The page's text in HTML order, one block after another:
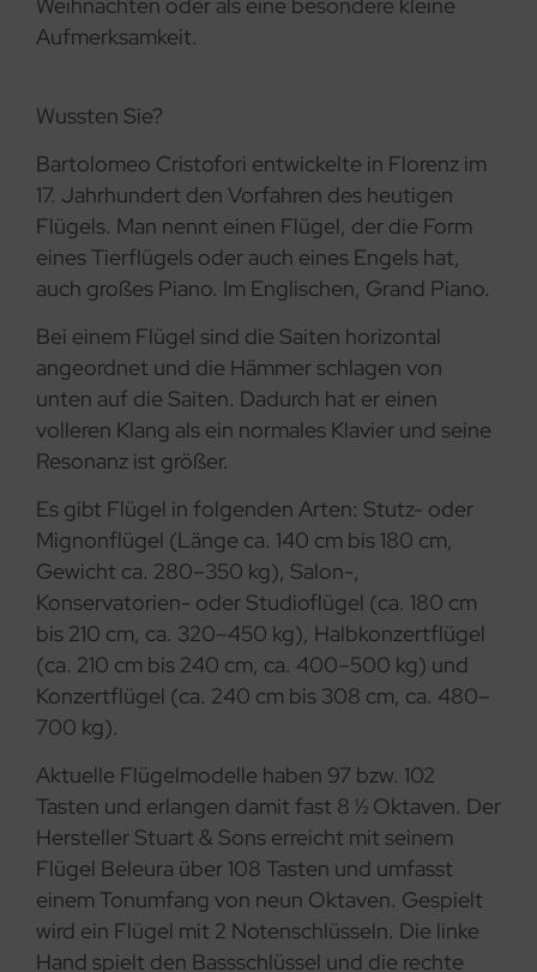
Aufmerksamkeit.
Wussten Sie?
Bartolomeo Cristofori entwickelte in Florenz im
17. Jahrhundert den Vorfahren des heutigen
Flügels. Man nennt einen Flügel, der die Form
eines Tierflügels oder auch eines Engels hat,
auch großes Piano. Im Englischen, Grand Piano.
Bei einem Flügel sind die Saiten horizontal
angeordnet und die Hämmer schlagen von
unten auf die Saiten. Dadurch hat er einen
volleren Klang als ein normales Klavier und seine
Resonanz ist größer.
Es gibt Flügel in folgenden Arten: Stutz- oder
Mignonflügel (Länge ca. 140 cm bis 180 cm,
Gewicht ca. 280–350 kg), Salon-,
Konservatorien- oder Studioflügel (ca. 180 cm
bis 210 cm, ca. 320–450 kg), Halbkonzertflügel
(ca. 210 cm bis 240 cm, ca. 400–500 kg) und
Konzertflügel (ca. 240 cm bis 308 cm, ca. 480–
700 kg).
Aktuelle Flügelmodelle haben 97 bzw. 102
Tasten und erlangen damit fast 8 ½ Oktaven. Der
Hersteller Stuart & Sons erreicht mit seinem
Flügel Beleura über 108 Tasten und umfasst
einem Tonumfang von neun Oktaven. Gespielt
wird ein Flügel mit 2 Notenschlüsseln. Die linke
Hand spielt den Bassschlüssel und die rechte